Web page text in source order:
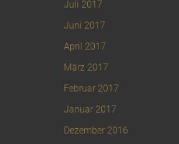
Juli 2017
Juni 2017
April 2017
März 2017
Februar 2017
Januar 2017
Dezember 2016